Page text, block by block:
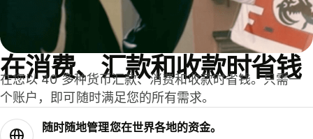
在消费、汇款和收款时省钱
在您以 40 多种货币汇款、消费和收款时省钱。只需一
个账户，即可随时满足您的所有需求。
随时随地管理您在世界各地的资金。